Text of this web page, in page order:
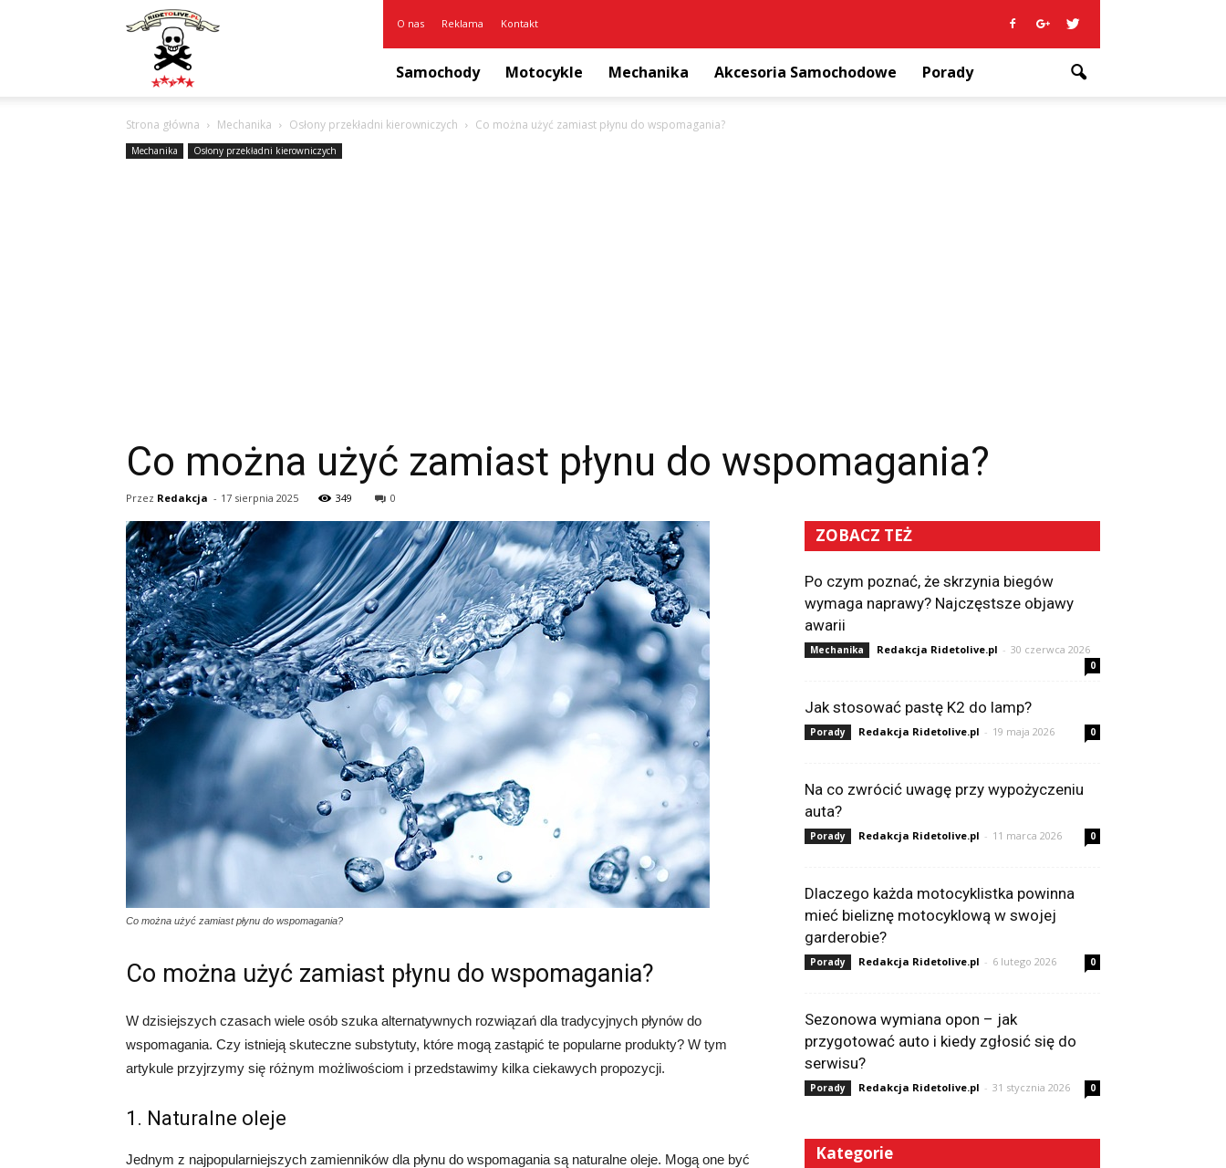
RideToLive.pl
O nas Reklama Kontakt
Samochody Motocykle Mechanika Akcesoria Samochodowe Porady
Strona główna Mechanika Osłony przekładni kierowniczych Co można użyć zamiast płynu do wspomagania?
Mechanika Osłony przekładni kierowniczych
Co można użyć zamiast płynu do wspomagania?
Przez Redakcja - 17 sierpnia 2025 349 0
Co można użyć zamiast płynu do wspomagania?
Co można użyć zamiast płynu do wspomagania?
W dzisiejszych czasach wiele osób szuka alternatywnych rozwiązań dla tradycyjnych płynów do
wspomagania. Czy istnieją skuteczne substytuty, które mogą zastąpić te popularne produkty? W tym
artykule przyjrzymy się różnym możliwościom i przedstawimy kilka ciekawych propozycji.
1. Naturalne oleje
Jednym z najpopularniejszych zamienników dla płynu do wspomagania są naturalne oleje. Mogą one być
ZOBACZ TEŻ
Po czym poznać, że skrzynia biegów
wymaga naprawy? Najczęstsze objawy
awarii
Mechanika Redakcja Ridetolive.pl - 30 czerwca 2026
0
Jak stosować pastę K2 do lamp?
Porady Redakcja Ridetolive.pl - 19 maja 2026 0
Na co zwrócić uwagę przy wypożyczeniu
auta?
Porady Redakcja Ridetolive.pl - 11 marca 2026 0
Dlaczego każda motocyklistka powinna
mieć bieliznę motocyklową w swojej
garderobie?
Porady Redakcja Ridetolive.pl - 6 lutego 2026 0
Sezonowa wymiana opon – jak
przygotować auto i kiedy zgłosić się do
serwisu?
Porady Redakcja Ridetolive.pl - 31 stycznia 2026 0
Kategorie